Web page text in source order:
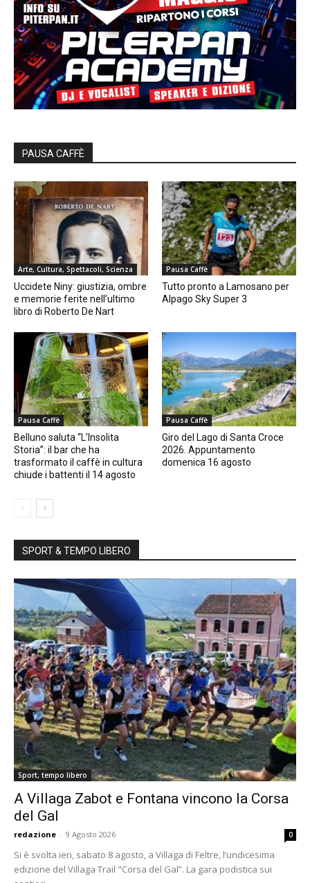
PAUSA CAFFÈ
Arte, Cultura, Spettacoli, Scienza
Uccidete Niny: giustizia, ombre
e memorie ferite nell’ultimo
libro di Roberto De Nart
Pausa Caffè
Tutto pronto a Lamosano per
Alpago Sky Super 3
Pausa Caffè
Belluno saluta “L’Insolita
Storia”: il bar che ha
trasformato il caffè in cultura
chiude i battenti il 14 agosto
Pausa Caffè
Giro del Lago di Santa Croce
2026. Appuntamento
domenica 16 agosto
SPORT & TEMPO LIBERO
Sport, tempo libero
A Villaga Zabot e Fontana vincono la Corsa
del Gal
redazione - 9 Agosto 2026 0
Si è svolta ieri, sabato 8 agosto, a Villaga di Feltre, l’undicesima
edizione del Villaga Trail "Corsa del Gal”. La gara podistica sui